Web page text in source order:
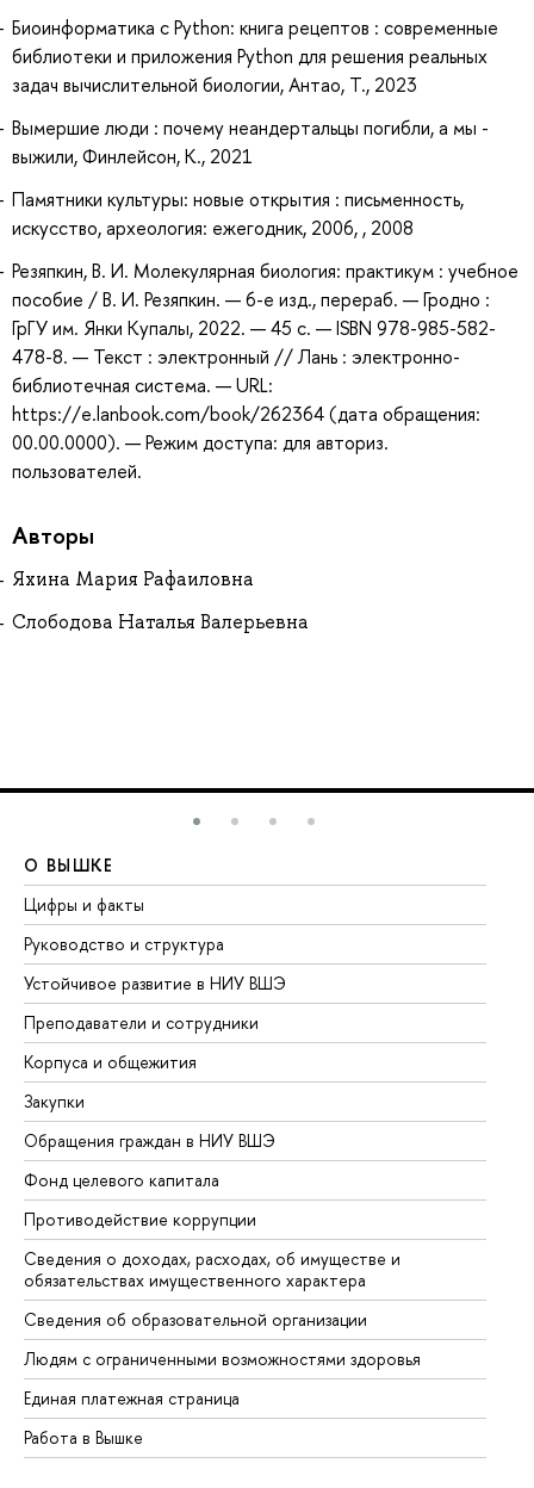
Биоинформатика с Python: книга рецептов : современные
библиотеки и приложения Python для решения реальных
задач вычислительной биологии, Антао, Т., 2023
Вымершие люди : почему неандертальцы погибли, а мы -
выжили, Финлейсон, К., 2021
Памятники культуры: новые открытия : письменность,
искусство, археология: ежегодник, 2006, , 2008
Резяпкин, В. И. Молекулярная биология: практикум : учебное
пособие / В. И. Резяпкин. — 6-е изд., перераб. — Гродно :
ГрГУ им. Янки Купалы, 2022. — 45 с. — ISBN 978-985-582-
478-8. — Текст : электронный // Лань : электронно-
библиотечная система. — URL:
https://e.lanbook.com/book/262364 (дата обращения:
00.00.0000). — Режим доступа: для авториз.
пользователей.
Авторы
Яхина Мария Рафаиловна
Слободова Наталья Валерьевна
О ВЫШКЕ
Цифры и факты
Руководство и структура
Устойчивое развитие в НИУ ВШЭ
Преподаватели и сотрудники
Корпуса и общежития
Закупки
Обращения граждан в НИУ ВШЭ
Фонд целевого капитала
Противодействие коррупции
Сведения о доходах, расходах, об имуществе и
обязательствах имущественного характера
Сведения об образовательной организации
Людям с ограниченными возможностями здоровья
Единая платежная страница
Работа в Вышке